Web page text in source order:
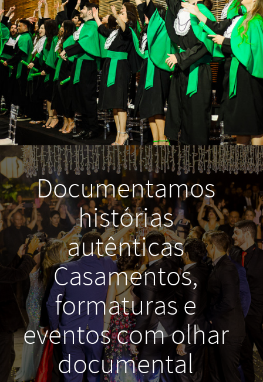
Documentamos
histórias
autênticas
Casamentos,
formaturas e
eventos com olhar
documental